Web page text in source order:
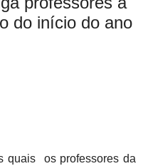
do início do ano
quais os professores da